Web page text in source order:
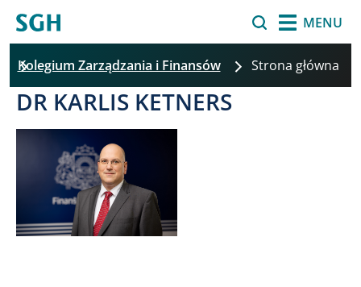
MENU
Kolegium Zarządzania i Finansów Strona główna
Pomiń filtrowanie
DR KARLIS KETNERS